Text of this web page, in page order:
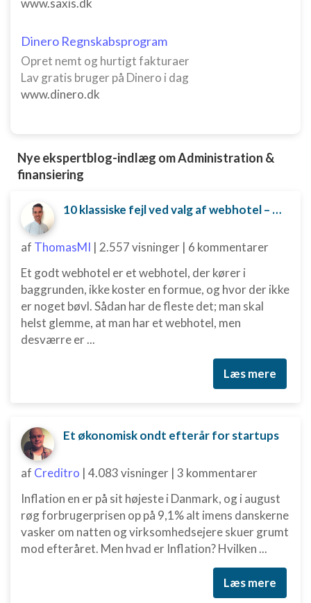
www.saxis.dk
Dinero Regnskabsprogram
Opret nemt og hurtigt fakturaer
Lav gratis bruger på Dinero i dag
www.dinero.dk
Nye ekspertblog-indlæg om Administration &
finansiering
10 klassiske fejl ved valg af webhotel – og hvordan du undgår dem
af ThomasMI | 2.557 visninger | 6 kommentarer
Et godt webhotel er et webhotel, der kører i
baggrunden, ikke koster en formue, og hvor der ikke
er noget bøvl. Sådan har de fleste det; man skal
helst glemme, at man har et webhotel, men
desværre er ...
Læs mere
Et økonomisk ondt efterår for startups
af Creditro | 4.083 visninger | 3 kommentarer
Inflation en er på sit højeste i Danmark, og i august
røg forbrugerprisen op på 9,1% alt imens danskerne
vasker om natten og virksomhedsejere skuer grumt
mod efteråret. Men hvad er Inflation? Hvilken ...
Læs mere